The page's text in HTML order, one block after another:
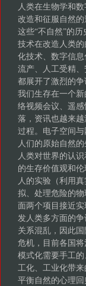
人类在生物学和
改造和征服自然
这些“不自然”的
技术在改造人类
化技术、数字信
流产、人工受精
都展开了激烈的
我们生存在一个
络视频会议、遥
落，资讯也越来
过程。电子空间
人们的原始自然的
人类对世界的认
的生存价值观和
人的实验（利用
拟、处理危险的
面两个项目接近
发人类多方面的
关系混乱，因此
危机，目前各国
模式化需要手工
工化、工业化带
平衡自然的心理回